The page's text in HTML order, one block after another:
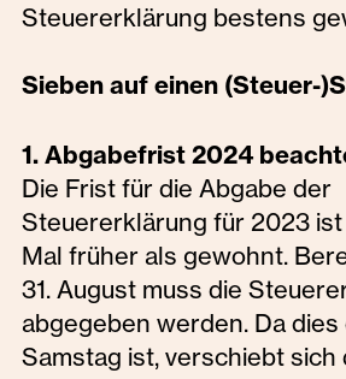
Steuererklärung bestens
Sieben auf einen (Steuer-
1. Abgabefrist 2024
Die Frist für die Abgabe der
Steuererklärung für 2023
Mal früher als gewohnt.
31. August muss die
abgegeben werden. Da dies
Samstag ist, verschiebt sich